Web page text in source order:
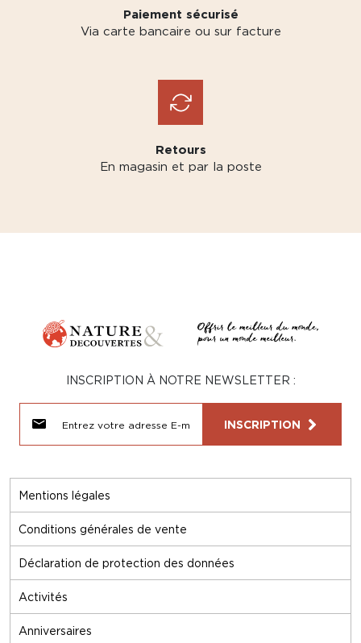
Paiement sécurisé
Via carte bancaire ou sur facture
Retours
En magasin et par la poste
Mentions légales
Conditions générales de vente
Déclaration de protection des données
Activités
Anniversaires
INSCRIPTION À NOTRE NEWSLETTER :
INSCRIPTION